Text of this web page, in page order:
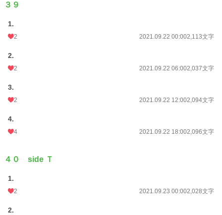
３９
1.
2 2021.09.22 00:002,113文字
2.
2 2021.09.22 06:002,037文字
3.
2 2021.09.22 12:002,094文字
4.
4 2021.09.22 18:002,096文字
４０ side Ｔ
1.
2 2021.09.23 00:002,028文字
2.